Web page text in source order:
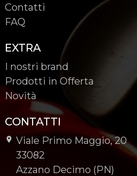
Contatti
FAQ
EXTRA
I nostri brand
Prodotti in Offerta
Novità
CONTATTI
Viale Primo Maggio, 20
-
33082
-
Azzano Decimo (PN)